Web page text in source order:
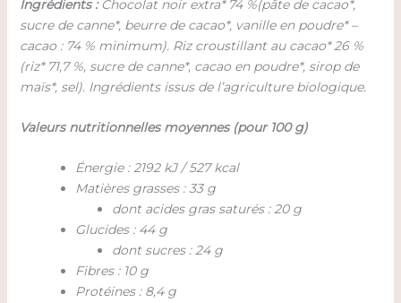
Ingrédients : Chocolat noir extra* 74 %(pâte de cacao*,
sucre de canne*, beurre de cacao*, vanille en poudre* –
cacao : 74 % minimum). Riz croustillant au cacao* 26 %
(riz* 71,7 %, sucre de canne*, cacao en poudre*, sirop de
maïs*, sel). Ingrédients issus de l’agriculture biologique.
Valeurs nutritionnelles moyennes (pour 100 g)
Énergie : 2192 kJ / 527 kcal
Matières grasses : 33 g
dont acides gras saturés : 20 g
Glucides : 44 g
dont sucres : 24 g
Fibres : 10 g
Protéines : 8,4 g